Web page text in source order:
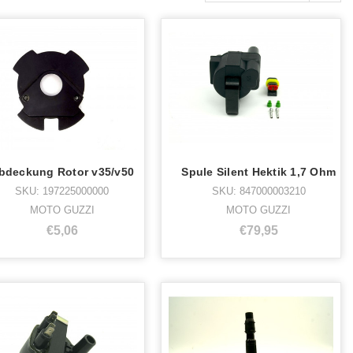
Rotor v35/v50
SKU: 197225000000
MOTO GUZZI
€5,06
Spule Silent Hektik 1,7 Ohm
SKU: 847000003210
MOTO GUZZI
€79,95